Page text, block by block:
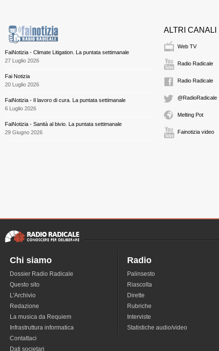
FaiNotizia - Climate Litigation. La puntata settimanale
27 Luglio 2026
Fai Notizia
20 Luglio 2026
FaiNotizia - Il lavoro di cura. La puntata settimanale
6 Luglio 2026
FaiNotizia - Sanità al bivio. La puntata settimanale
29 Giugno 2026
ALTRI CANALI
Web TV
Radio Radicale
Radio Radicale
@RadioRadicale
Melting Pot
Fainotizia video
Chi siamo
Dossier Radio Radicale
Questo sito
L'Archivio
Redazione
La musica da Requiem
Infrastruttura informatica
Contattaci
Dati societari
Radio
Palinsesto
Riascolta
Dirette
Rubriche
Interviste
Statistiche audio/video